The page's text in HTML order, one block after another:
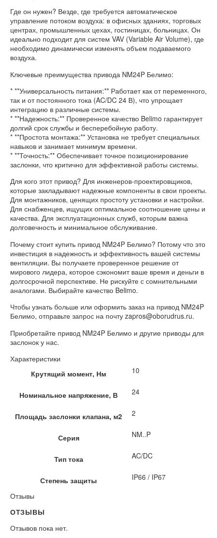
Где он нужен? Везде, где требуется автоматическое
управление потоком воздуха: в офисных зданиях, торговых
центрах, промышленных цехах, гостиницах, больницах. Он
идеально подходит для систем VAV (Variable Air Volume), где
необходимо динамически изменять объем подаваемого
воздуха.
Ключевые преимущества привода NM24P Белимо:
* **Универсальность питания:** Работает как от переменного,
так и от постоянного тока (AC/DC 24 В), что упрощает
интеграцию в различные системы.
* **Надежность:** Проверенное качество Belimo гарантирует
долгий срок службы и бесперебойную работу.
* **Простота монтажа:** Установка не требует специальных
навыков и занимает минимум времени.
* **Точность:** Обеспечивает точное позиционирование
заслонки, что критично для эффективной работы системы.
Для кого этот привод? Для инженеров-проектировщиков,
которые закладывают надежные компоненты в свои проекты.
Для монтажников, ценящих простоту установки и настройки.
Для снабженцев, ищущих оптимальное соотношение цены и
качества. Для эксплуатационных служб, которым важна
долговечность и минимальное обслуживание.
Почему стоит купить привод NM24P Белимо? Потому что это
инвестиция в надежность и эффективность вашей системы
вентиляции. Вы получаете проверенное решение от
мирового лидера, которое сэкономит ваше время и деньги в
долгосрочной перспективе. Не рискуйте с сомнительными
аналогами. Выбирайте качество Belimo.
Чтобы узнать больше или оформить заказ на привод NM24P
Белимо, отправьте запрос на почту zapros@oborudrus.ru.
Приобретайте привод NM24P Белимо и другие приводы для
заслонок у нас.
Характеристики
Крутящий момент, Нм
10
Номинальное напряжение, В 24
Площадь заслонки клапана, м2 2
Серия NM..P
Тип тока AC/DC
Степень защиты
IP66 / IP67
Отзывы
ОТЗЫВЫ
Отзывов пока нет.